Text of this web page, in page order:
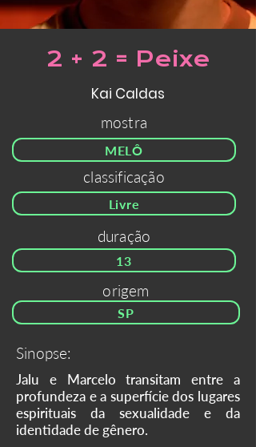
2 + 2 = Peixe
Kai Caldas
mostra
MELÔ
classificação
Livre
duração
13
origem
SP
Sinopse:
Jalu e Marcelo transitam entre a
profundeza e a superfície dos lugares
espirituais da sexualidade e da
identidade de gênero.